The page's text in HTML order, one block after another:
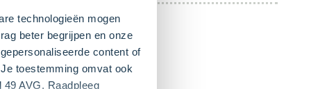
technologieën mogen
beter begrijpen en onze
content of
toestemming omvat ook
AVG. Raadpleeg